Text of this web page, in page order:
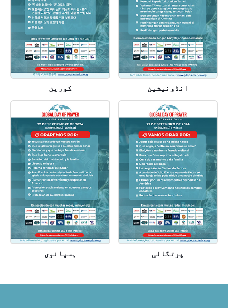
انڈونیشین کورین
پرتگالی ہسپانوی